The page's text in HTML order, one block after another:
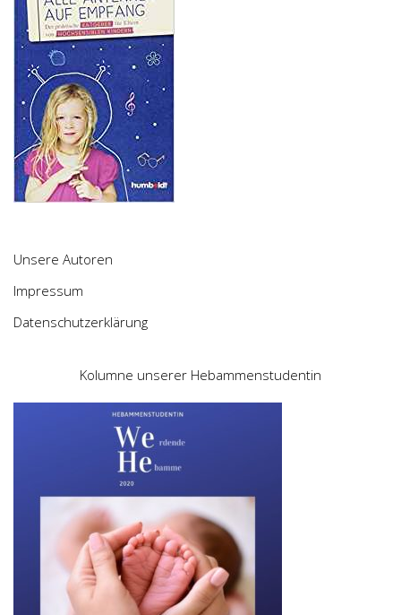
Unsere Autoren
Impressum
Datenschutzerklärung
Kolumne unserer Hebammenstudentin